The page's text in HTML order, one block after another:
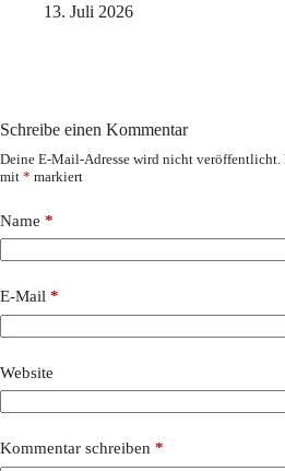
13. Juli 2026
Schreibe einen Kommentar
Deine E-Mail-Adresse wird nicht veröffentlicht.
mit * markiert
Name *
E-Mail *
Website
Kommentar schreiben *